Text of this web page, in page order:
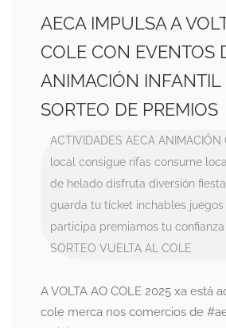
AECA IMPULSA A
COLE CON EVENTOS
ANIMACIÓN INFANTIL
SORTEO DE PREMIOS
ACTIVIDADES AECA ANIMACIÓN
local consigue rifas consume local
de helado disfruta diversión
guarda tu tícket inchables juegos
participa premiamos tu confianza
SORTEO VUELTA AL COLE
A VOLTA AO COLE 2025 xa está
cole merca nos comercios de